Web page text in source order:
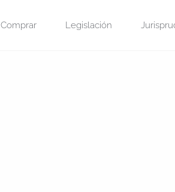
Comprar Legislación